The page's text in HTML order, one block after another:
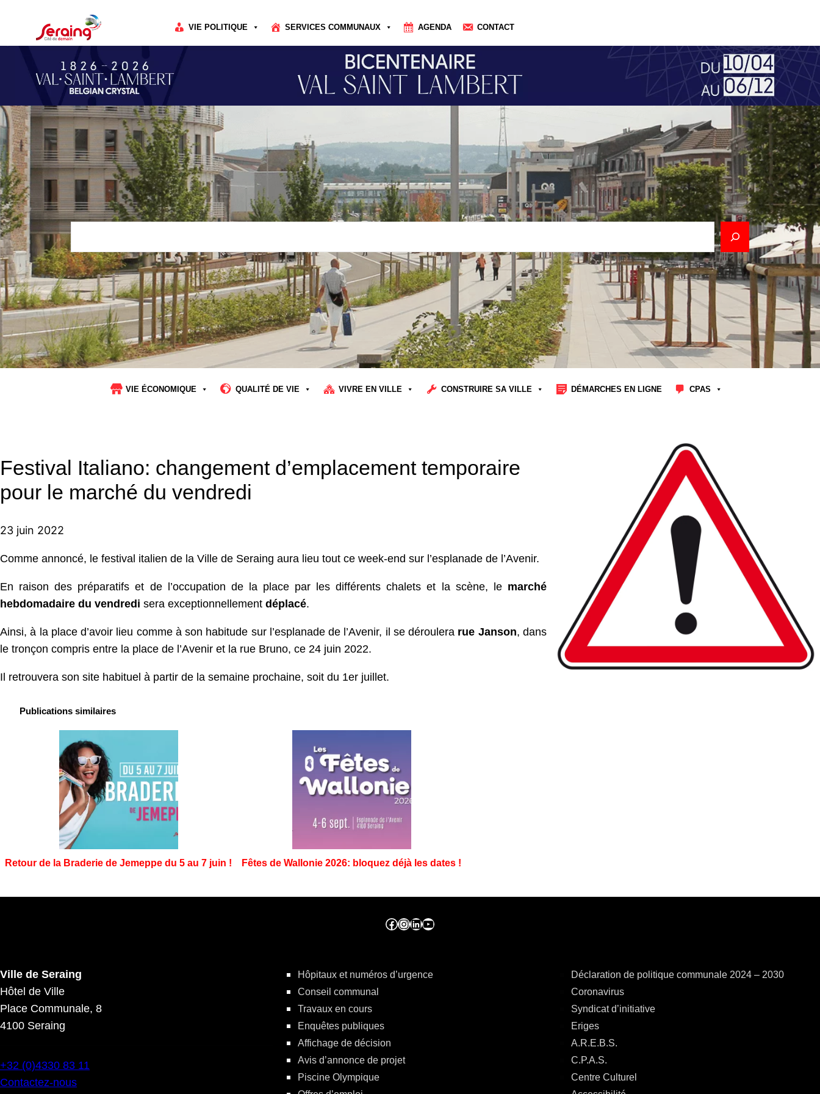
VIE POLITIQUE SERVICES COMMUNAUX AGENDA CONTACT
Rechercher
VIE ÉCONOMIQUE QUALITÉ DE VIE VIVRE EN VILLE CONSTRUIRE SA VILLE DÉMARCHES EN LIGNE CPAS
Festival Italiano: changement d’emplacement temporaire
pour le marché du vendredi
23 juin 2022
Comme annoncé, le festival italien de la Ville de Seraing aura lieu tout ce week-end sur l’esplanade de l’Avenir.
En raison des préparatifs et de l’occupation de la place par les différents chalets et la scène, le marché
hebdomadaire du vendredi sera exceptionnellement déplacé.
Ainsi, à la place d’avoir lieu comme à son habitude sur l’esplanade de l’Avenir, il se déroulera rue Janson, dans
le tronçon compris entre la place de l’Avenir et la rue Bruno, ce 24 juin 2022.
Il retrouvera son site habituel à partir de la semaine prochaine, soit du 1er juillet.
Publications similaires
Retour de la Braderie de Jemeppe du 5 au 7 juin ! Fêtes de Wallonie 2026: bloquez déjà les dates !
Facebook ville de seraing Instragram ville de seraing linkedin – ville de seraing YouTube
Ville de Seraing
Hôtel de Ville
Place Communale, 8
4100 Seraing
+32 (0)4330 83 11
Contactez-nous
Hôpitaux et numéros d’urgence
Conseil communal
Travaux en cours
Enquêtes publiques
Affichage de décision
Avis d’annonce de projet
Piscine Olympique
Déclaration de politique communale 2024 – 2030
Coronavirus
Syndicat d’initiative
Eriges
A.R.E.B.S.
C.P.A.S.
Centre Culturel